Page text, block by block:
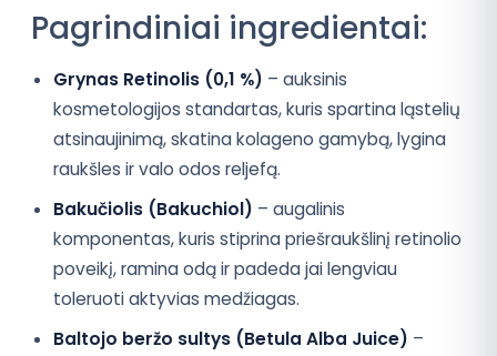
Pagrindiniai ingredientai:
Grynas Retinolis (0,1 %) – auksinis
kosmetologijos standartas, kuris spartina ląstelių
atsinaujinimą, skatina kolageno gamybą, lygina
raukšles ir valo odos reljefą.
Bakučiolis (Bakuchiol) – augalinis
komponentas, kuris stiprina priešraukšlinį retinolio
poveikį, ramina odą ir padeda jai lengviau
toleruoti aktyvias medžiagas.
Baltojo beržo sultys (Betula Alba Juice) –